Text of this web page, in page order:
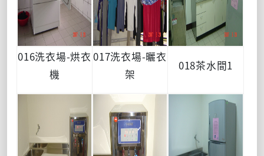
016洗衣場-烘衣
機
017洗衣場-曬衣
架
018茶水間1